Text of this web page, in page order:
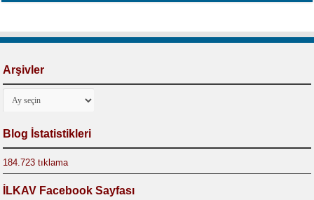
Arşivler
Arşivler
Blog İstatistikleri
184.723 tıklama
İLKAV Facebook Sayfası